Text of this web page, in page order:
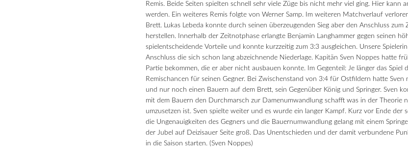
Remis. Beide Seiten spielten schnell sehr viele Züge bis nicht mehr viel ging. Hier kann
werden. Ein weiteres Remis folgte von Werner Samp. Im weiteren Matchverlauf
Brett. Lukas Lebeda konnte durch seinen überzeugenden Sieg aber den Anschluss
herstellen. Innerhalb der Zeitnotphase erlangte Benjamin Langhammer gegen seinen
spielentscheidende Vorteile und konnte kurzzeitig zum 3:3 ausgleichen. Unsere
Anschluss die sich schon lang abzeichnende Niederlage. Kapitän Sven Noppes hatte
Partie bekommen, die er aber nicht ausbauen konnte. Im Gegenteil: Je länger das
Remischancen für seinen Gegner. Bei Zwischenstand von 3:4 für Ostfildern hatte Sven
und nur noch einen Bauern auf dem Brett, sein Gegenüber König und Springer. Sven
mit dem Bauern den Durchmarsch zur Damenumwandlung schafft was in der Theorie
umzusetzen ist. Sven spielte weiter und es wurde ein langer Kampf. Kurz vor Ende der
die Ungenauigkeiten des Gegners und die Bauernumwandlung gelang mit einem
der Jubel auf Deizisauer Seite groß. Das Unentschieden und der damit verbundene
in die Saison starten. (Sven Noppes)